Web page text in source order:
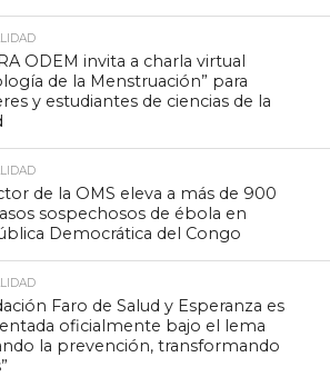
ODEM invita a charla virtual
de la Menstruación” para
y estudiantes de ciencias de la
de la OMS eleva a más de 900
sospechosos de ébola en
Democrática del Congo
Faro de Salud y Esperanza es
oficialmente bajo el lema
la prevención, transformando